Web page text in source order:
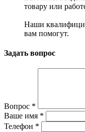
товару или
Наши
вам помогут.
Задать вопрос
Вопрос *
Ваше имя *
Телефон *